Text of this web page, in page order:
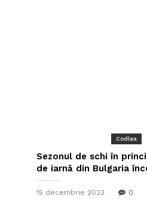
Codlea
Sezonul de schi în
de iarnă din Bulgaria
15 decembrie 2023 0